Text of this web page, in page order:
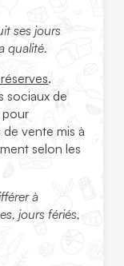
ses jours
qualité.
.
sociaux de
pour
vente mis à
selon les
à
jours fériés,